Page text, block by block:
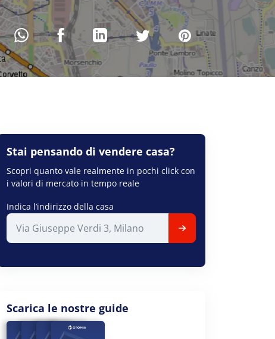
Stai pensando di vendere casa?
Scopri quanto vale realmente in pochi click con
i valori di mercato in tempo reale
Indica l’indirizzo della casa
Scarica le nostre guide